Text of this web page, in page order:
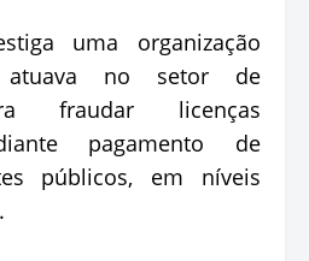
uma organização
atuava no setor de
fraudar licenças
pagamento de
públicos, em níveis